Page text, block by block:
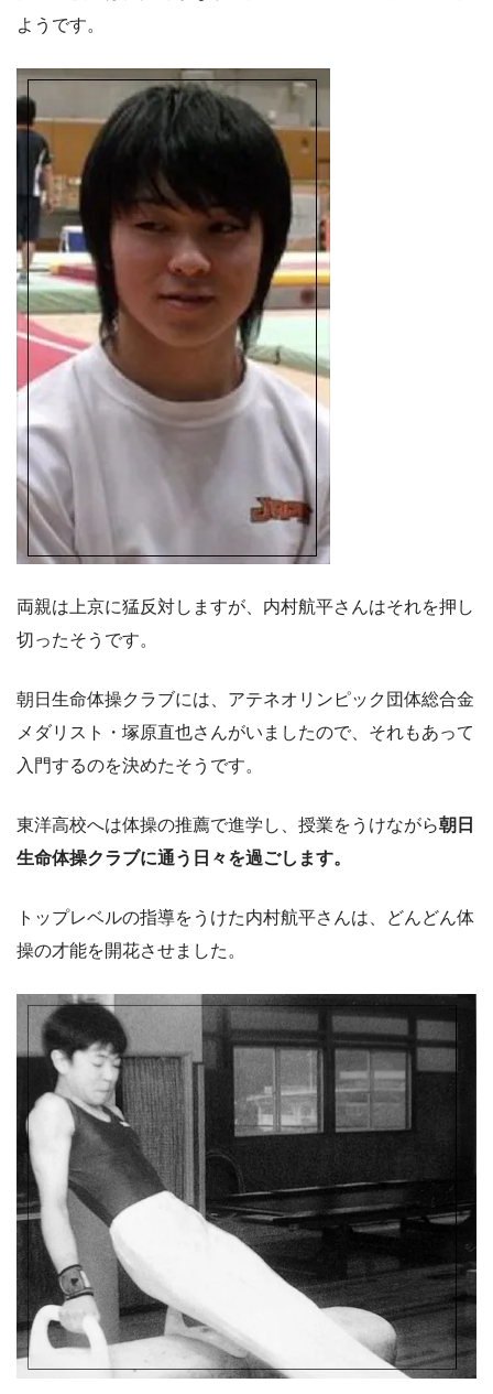
ようです。
両親は上京に猛反対しますが、内村航平さんはそれを押し
切ったそうです。
朝日生命体操クラブには、アテネオリンピック団体総合金
メダリスト・塚原直也さんがいましたので、それもあって
入門するのを決めたそうです。
東洋高校へは体操の推薦で進学し、授業をうけながら朝日
生命体操クラブに通う日々を過ごします。
トップレベルの指導をうけた内村航平さんは、どんどん体
操の才能を開花させました。